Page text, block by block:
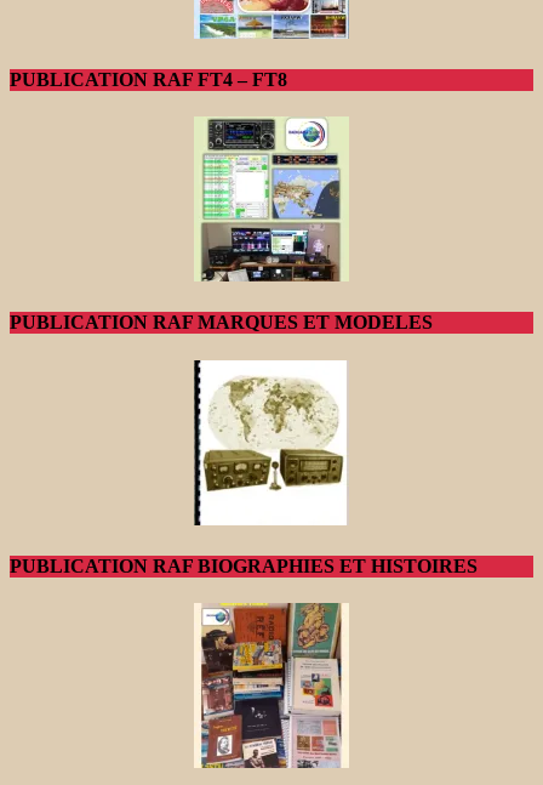
PUBLICATION RAF FT4 – FT8
PUBLICATION RAF MARQUES ET MODELES
PUBLICATION RAF BIOGRAPHIES ET HISTOIRES